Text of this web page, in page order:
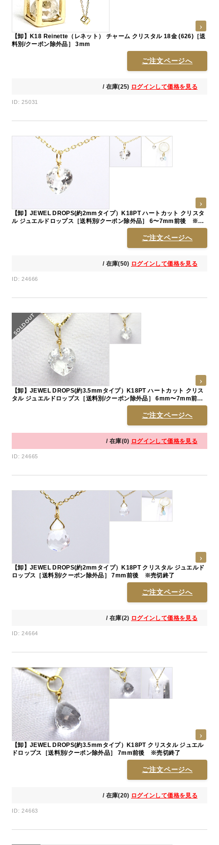
【卸】K18 Reinette（レネット） チャーム クリスタル 18金 (626)［送
料別/クーポン除外品］ 3mm
ご注文ページへ
/ 在庫(25) ログインして価格を見る
ID: 25031
【卸】JEWEL DROPS(約2mmタイプ）K18PT ハートカット クリスタ
ル ジュエルドロップス［送料別/クーポン除外品］ 6〜7mm前後 ※売
ご注文ページへ
/ 在庫(50) ログインして価格を見る
ID: 24666
【卸】JEWEL DROPS(約3.5mmタイプ）K18PT ハートカット クリス
タル ジュエルドロップス［送料別/クーポン除外品］ 6mm〜7mm前
ご注文ページへ
/ 在庫(0) ログインして価格を見る
ID: 24665
【卸】JEWEL DROPS(約2mmタイプ）K18PT クリスタル ジュエルド
ロップス［送料別/クーポン除外品］ 7mm前後 ※売切終了
ご注文ページへ
/ 在庫(2) ログインして価格を見る
ID: 24664
【卸】JEWEL DROPS(約3.5mmタイプ）K18PT クリスタル ジュエル
ドロップス［送料別/クーポン除外品］ 7mm前後 ※売切終了
ご注文ページへ
/ 在庫(20) ログインして価格を見る
ID: 24663